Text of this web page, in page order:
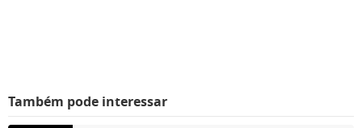
Também pode interessar